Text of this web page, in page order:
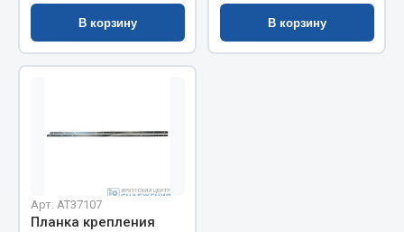
Показать ещё
Блоки реле и предохранителей
Вилки нагрузочные
В корзину В корзину
Арт. AT37107
Планка крепления